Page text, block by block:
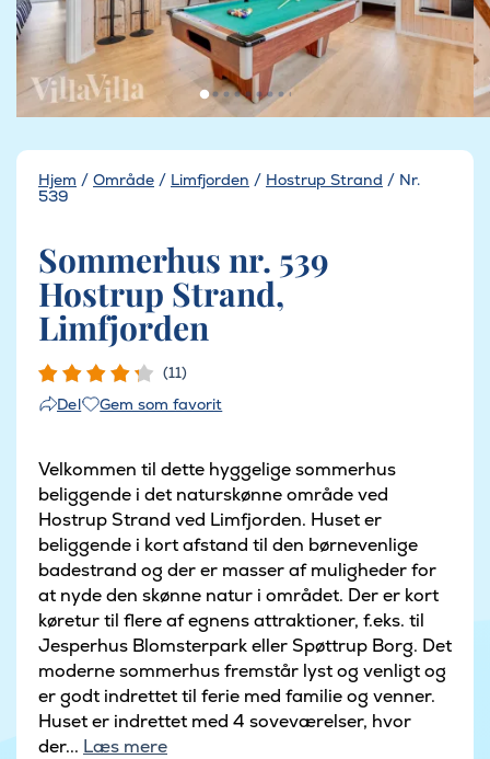
Hjem / Område / Limfjorden / Hostrup Strand / Nr.
539
Sommerhus nr. 539
Hostrup Strand,
Limfjorden
(11)
Del
Gem som favorit
Velkommen til dette hyggelige sommerhus
beliggende i det naturskønne område ved
Hostrup Strand ved Limfjorden. Huset er
beliggende i kort afstand til den børnevenlige
badestrand og der er masser af muligheder for
at nyde den skønne natur i området. Der er kort
køretur til flere af egnens attraktioner, f.eks. til
Jesperhus Blomsterpark eller Spøttrup Borg. Det
moderne sommerhus fremstår lyst og venligt og
er godt indrettet til ferie med familie og venner.
Huset er indrettet med 4 soveværelser, hvor
der... Læs mere